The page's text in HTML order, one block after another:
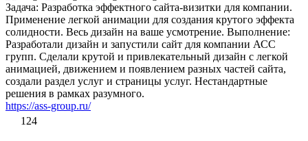
Задача: Разработка эффектного сайта-визитки для компании.
Применение легкой анимации для создания крутого эффекта
солидности. Весь дизайн на ваше усмотрение. Выполнение:
Разработали дизайн и запустили сайт для компании АСС
групп. Сделали крутой и привлекательный дизайн с легкой
анимацией, движением и появлением разных частей сайта,
создали раздел услуг и страницы услуг. Нестандартные
решения в рамках разумного.
https://ass-group.ru/
124